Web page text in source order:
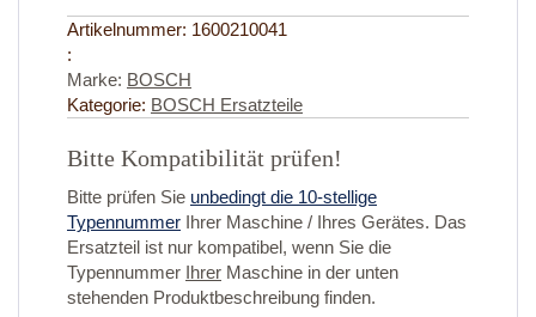
Artikelnummer: 1600210041
:
Marke: BOSCH
Kategorie: BOSCH Ersatzteile
Bitte Kompatibilität prüfen!
Bitte prüfen Sie unbedingt die 10-stellige
Typennummer Ihrer Maschine / Ihres Gerätes. Das
Ersatzteil ist nur kompatibel, wenn Sie die
Typennummer Ihrer Maschine in der unten
stehenden Produktbeschreibung finden.